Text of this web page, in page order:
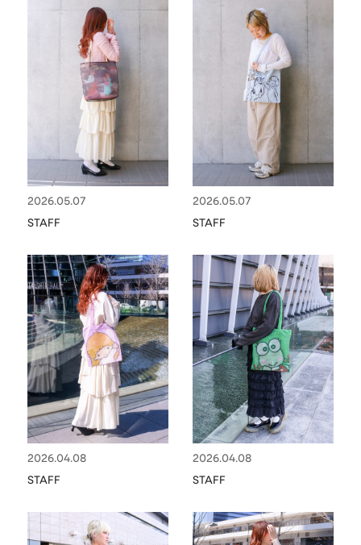
2026.05.07
STAFF
2026.05.07
STAFF
2026.04.08
STAFF
2026.04.08
STAFF